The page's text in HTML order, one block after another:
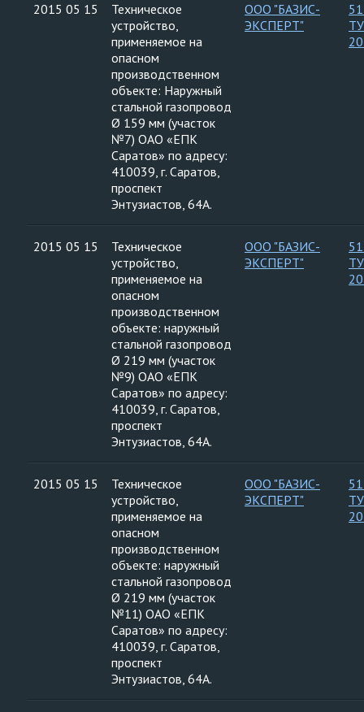
2015 05 15
Техническое
устройство,
применяемое на
опасном
производственном
объекте: Наружный
стальной газопровод
Ø 159 мм (участок
№7) ОАО «ЕПК
Саратов» по адресу:
410039, г. Саратов,
проспект
Энтузиастов, 64А.
ООО "БАЗИС-
ЭКСПЕРТ"
2015 05 15
Техническое
устройство,
применяемое на
опасном
производственном
объекте: наружный
стальной газопровод
Ø 219 мм (участок
№9) ОАО «ЕПК
Саратов» по адресу:
410039, г. Саратов,
проспект
Энтузиастов, 64А.
ООО "БАЗИС-
ЭКСПЕРТ"
2015 05 15
Техническое
устройство,
применяемое на
опасном
производственном
объекте: наружный
стальной газопровод
Ø 219 мм (участок
№11) ОАО «ЕПК
Саратов» по адресу:
410039, г. Саратов,
проспект
Энтузиастов, 64А.
ООО "БАЗИС-
ЭКСПЕРТ"